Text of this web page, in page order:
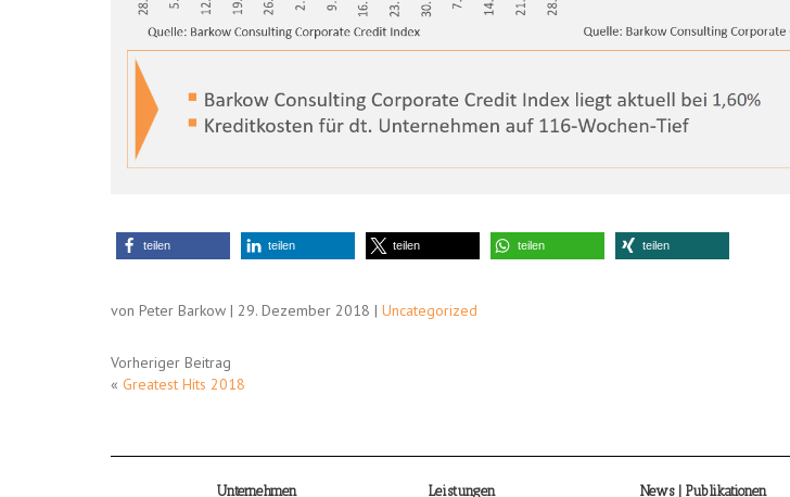
teilen teilen teilen teilen teilen
von Peter Barkow | 29. Dezember 2018 | Uncategorized
Vorheriger Beitrag
« Greatest Hits 2018
Unternehmen Leistungen News | Publikationen